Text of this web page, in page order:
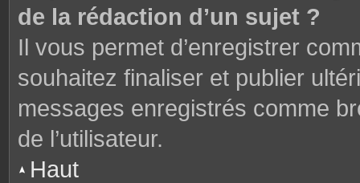
de la rédaction d’un sujet ?
Il vous permet d’enregistrer
souhaitez finaliser et publier
messages enregistrés comme
de l’utilisateur.
Haut